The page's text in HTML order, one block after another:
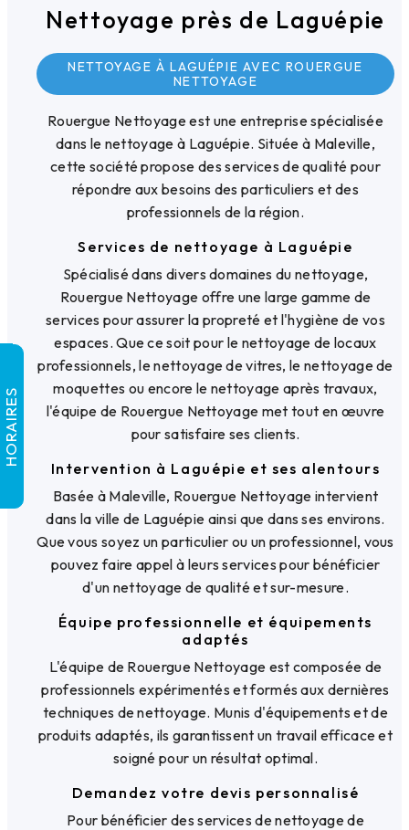
Nettoyage près de Laguépie
NETTOYAGE À LAGUÉPIE AVEC ROUERGUE
NETTOYAGE
Rouergue Nettoyage est une entreprise spécialisée
dans le nettoyage à Laguépie. Située à Maleville,
cette société propose des services de qualité pour
répondre aux besoins des particuliers et des
professionnels de la région.
Services de nettoyage à Laguépie
Spécialisé dans divers domaines du nettoyage,
Rouergue Nettoyage offre une large gamme de
services pour assurer la propreté et l'hygiène de vos
espaces. Que ce soit pour le nettoyage de locaux
professionnels, le nettoyage de vitres, le nettoyage de
moquettes ou encore le nettoyage après travaux,
l'équipe de Rouergue Nettoyage met tout en œuvre
pour satisfaire ses clients.
Intervention à Laguépie et ses alentours
Basée à Maleville, Rouergue Nettoyage intervient
dans la ville de Laguépie ainsi que dans ses environs.
Que vous soyez un particulier ou un professionnel, vous
pouvez faire appel à leurs services pour bénéficier
d'un nettoyage de qualité et sur-mesure.
Équipe professionnelle et équipements
adaptés
L'équipe de Rouergue Nettoyage est composée de
professionnels expérimentés et formés aux dernières
techniques de nettoyage. Munis d'équipements et de
produits adaptés, ils garantissent un travail efficace et
soigné pour un résultat optimal.
Demandez votre devis personnalisé
Pour bénéficier des services de nettoyage de
HORAIRES